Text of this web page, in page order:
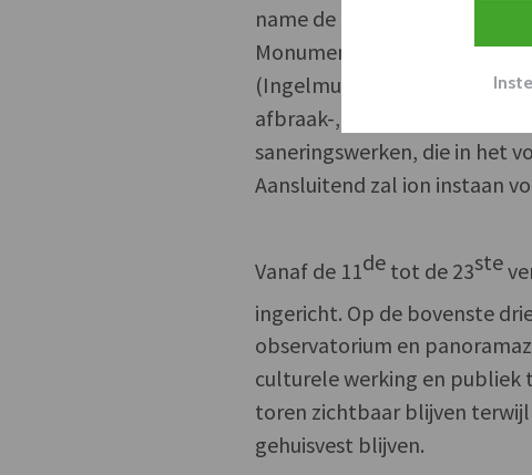
name de Tijdelijke Maatschap
Monument Renovatie
(Ingelmunster), dat door
afbraak-, asbestsanerings-
saneringswerken, die in het
Aansluitend zal ion instaan
Vanaf de 11de tot de 23ste
ingericht. Op de bovenste
observatorium en
culturele werking en publiek
toren zichtbaar blijven
gehuisvest blijven.